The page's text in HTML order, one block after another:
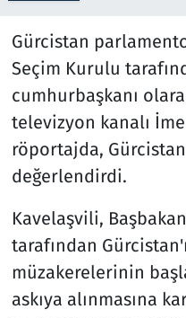
Gürcistan
Seçim Kurulu
cumhurbaşkanı
televizyon kanalı
röportajda,
değerlendirdi.
Kavelaşvili,
tarafından
müzakerelerinin
askıya alınmasına
Teknoloji ve Bilim
Televizyon